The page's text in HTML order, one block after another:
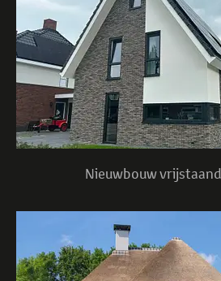
Nieuwbouw